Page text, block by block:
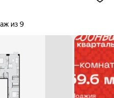
из 9